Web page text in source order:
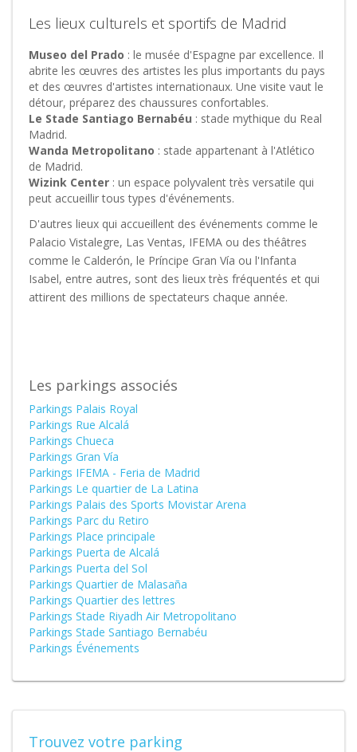
Les lieux culturels et sportifs de Madrid
Museo del Prado : le musée d'Espagne par excellence. Il
abrite les œuvres des artistes les plus importants du pays
et des œuvres d'artistes internationaux. Une visite vaut le
détour, préparez des chaussures confortables.
Le Stade Santiago Bernabéu : stade mythique du Real
Madrid.
Wanda Metropolitano : stade appartenant à l'Atlético
de Madrid.
Wizink Center : un espace polyvalent très versatile qui
peut accueillir tous types d'événements.
D'autres lieux qui accueillent des événements comme le
Palacio Vistalegre, Las Ventas, IFEMA ou des théâtres
comme le Calderón, le Príncipe Gran Vía ou l'Infanta
Isabel, entre autres, sont des lieux très fréquentés et qui
attirent des millions de spectateurs chaque année.
Les parkings associés
Parkings Palais Royal
Parkings Rue Alcalá
Parkings Chueca
Parkings Gran Vía
Parkings IFEMA - Feria de Madrid
Parkings Le quartier de La Latina
Parkings Palais des Sports Movistar Arena
Parkings Parc du Retiro
Parkings Place principale
Parkings Puerta de Alcalá
Parkings Puerta del Sol
Parkings Quartier de Malasaña
Parkings Quartier des lettres
Parkings Stade Riyadh Air Metropolitano
Parkings Stade Santiago Bernabéu
Parkings Événements
Trouvez votre parking